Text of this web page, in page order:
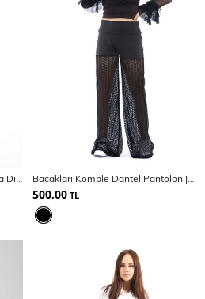
Pantolon - Ön Fermuarlı Ve Çıma Dikişli Pantolon Bacakları Komple Dantel Pantolon | Pnt31423
500,00 TL